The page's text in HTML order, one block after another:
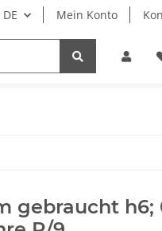
DE Mein Konto
gebraucht h6;